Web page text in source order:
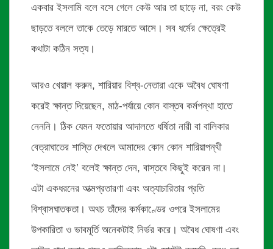
একবার ইসলামি বলে বসে গেলে কেউ আর তা ছাড়ে না, বরং কেউ
ছাড়তে বললে তাকে তেড়ে মারতে আসে। সব ধর্মের ক্ষেত্রেই
কথাটা কঠিন সত্য।
আরও খেয়াল করুন, শারিয়ার বিশ্ব-নেতারা একে অবৈধ ঘোষণা
করেই ক্ষান্ত দিয়েছেন, মাঠ-পর্যায়ে কোন বাস্তব কর্মপন্থা হাতে
নেননি। ঠিক যেমন ফতোয়ার আদালতে ধর্ষিতা নারী বা বালিকার
বেত্রাঘাতের শাস্তি দেখলে আমাদের কোন কোন শারিয়াপন্থী
‘ইসলামে নেই’ বলেই ক্ষান্ত দেন, বাস্তবে কিছুই করেন না।
এটা একধরনের আত্মপ্রতারণা এবং অত্যাচারিতার প্রতি
বিশ্বাসঘাতকতা। অথচ তাঁদের কর্মকাণ্ডের ওপরে ইসলামের
উপকারিতা ও ভাবমূর্তি অনেকটাই নির্ভর করে। অবৈধ ঘোষণা এবং